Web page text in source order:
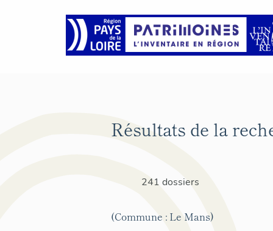
Résultats de la
241 dossiers
(Commune : Le Mans)